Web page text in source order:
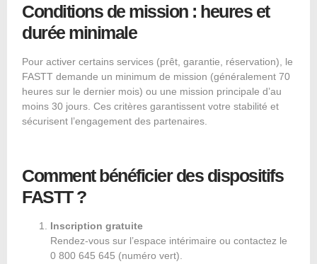
Conditions de mission : heures et
durée minimale
Pour activer certains services (prêt, garantie, réservation), le
FASTT demande un minimum de mission (généralement 70
heures sur le dernier mois) ou une mission principale d’au
moins 30 jours. Ces critères garantissent votre stabilité et
sécurisent l’engagement des partenaires.
Comment bénéficier des dispositifs
FASTT ?
Inscription gratuite
Rendez-vous sur l’espace intérimaire ou contactez le
0 800 645 645 (numéro vert).